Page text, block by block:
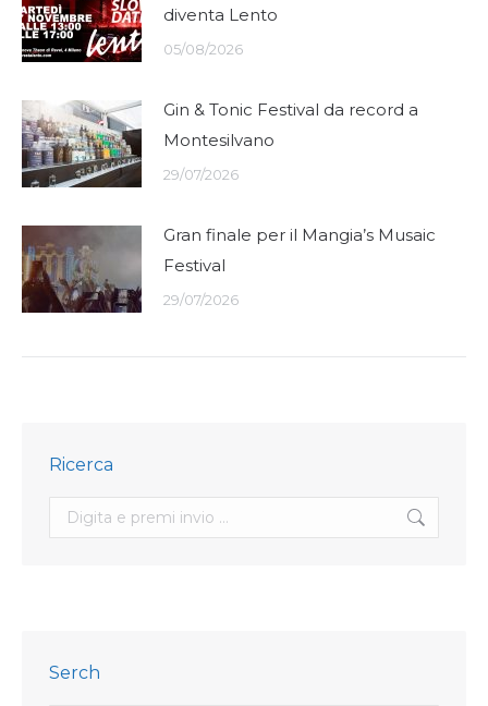
diventa Lento
05/08/2026
Gin & Tonic Festival da record a
Montesilvano
29/07/2026
Gran finale per il Mangia’s Musaic
Festival
29/07/2026
Ricerca
Search:
Serch